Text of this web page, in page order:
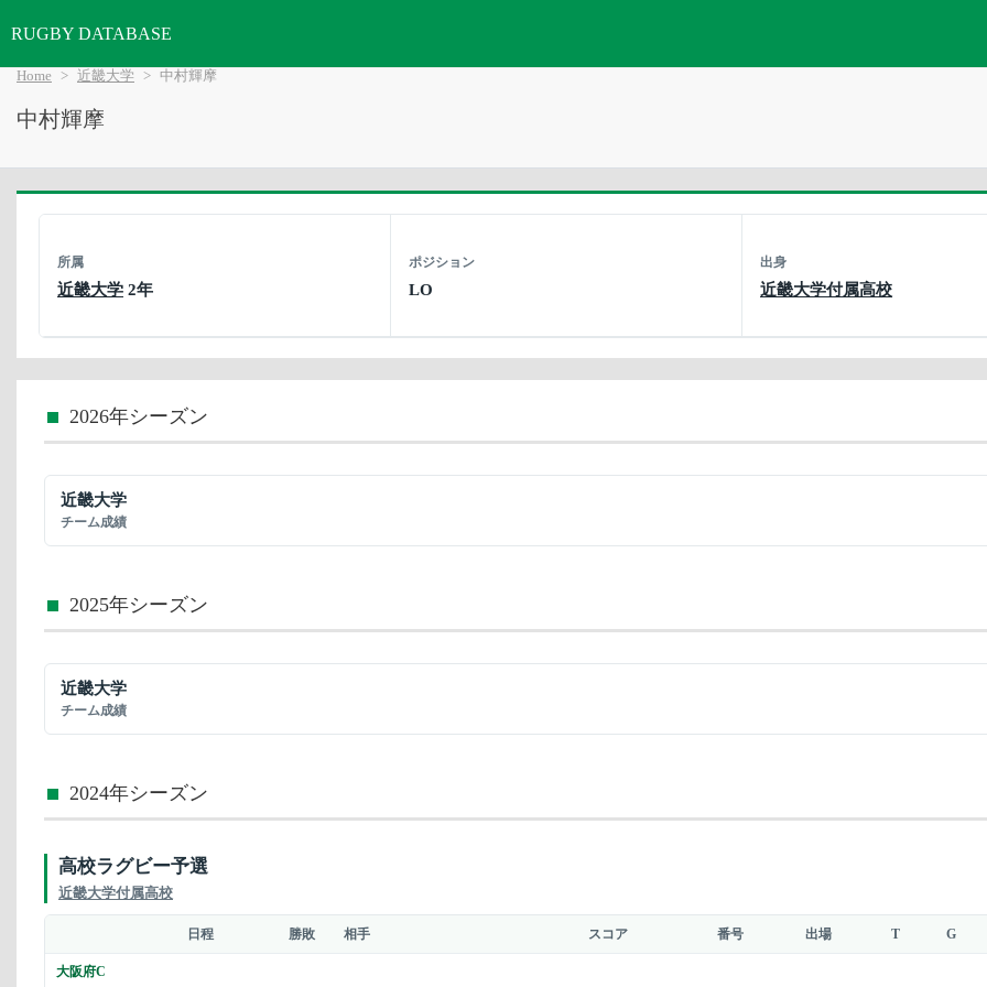
RUGBY DATABASE
Home 近畿大学 中村輝摩
中村輝摩
所属
近畿大学 2年
ポジション
LO
出身
近畿大学付属高校
2026年シーズン
近畿大学
チーム成績
2025年シーズン
近畿大学
チーム成績
2024年シーズン
高校ラグビー予選
近畿大学付属高校
日程 勝敗 相手 スコア 番号 出場 T G
大阪府C